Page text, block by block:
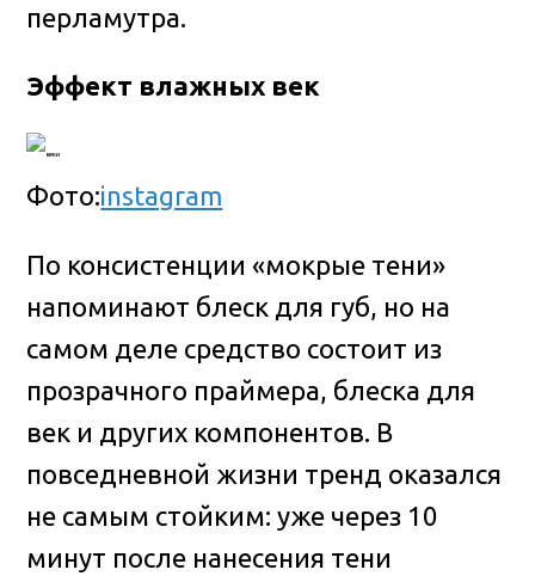
перламутра.
Эффект влажных век
Фото:instagram
По консистенции «мокрые тени»
напоминают блеск для губ, но на
самом деле средство состоит из
прозрачного праймера, блеска для
век и других компонентов. В
повседневной жизни тренд оказался
не самым стойким: уже через 10
минут после нанесения тени